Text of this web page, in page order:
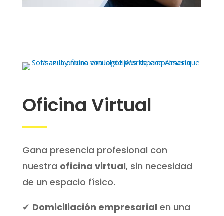
Oficina Virtual
Gana presencia profesional con
nuestra oficina virtual, sin necesidad
de un espacio físico.
✔ Domiciliación empresarial en una